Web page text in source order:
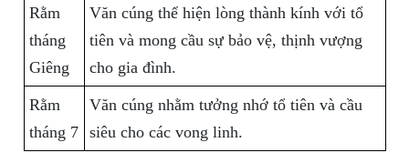
Rằm
tháng
Giêng
Văn cúng thể hiện lòng thành kính với tổ
tiên và mong cầu sự bảo vệ, thịnh vượng
cho gia đình.
Rằm
tháng 7
Văn cúng nhằm tưởng nhớ tổ tiên và cầu
siêu cho các vong linh.